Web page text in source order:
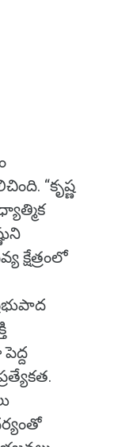
“కృష్ణ
క్షేత్రంలో